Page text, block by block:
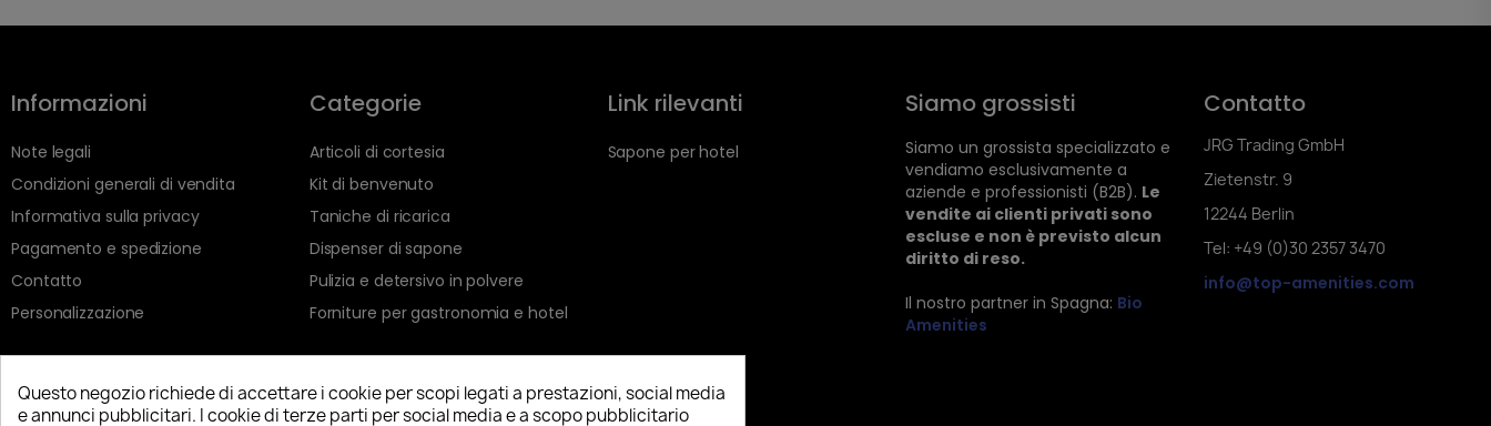
Informazioni
Note legali
Condizioni generali di vendita
Informativa sulla privacy
Pagamento e spedizione
Contatto
Personalizzazione
Categorie
Articoli di cortesia
Kit di benvenuto
Taniche di ricarica
Dispenser di sapone
Pulizia e detersivo in polvere
Forniture per gastronomia e hotel
Link rilevanti
Sapone per hotel
Siamo grossisti
Siamo un grossista specializzato e
vendiamo esclusivamente a
aziende e professionisti (B2B). Le
vendite ai clienti privati sono
escluse e non è previsto alcun
diritto di reso.
Il nostro partner in Spagna: Bio
Amenities
Contatto
JRG Trading GmbH
Zietenstr. 9
12244 Berlin
Tel: +49 (0)30 2357 3470
info@top-amenities.com
Questo negozio richiede di accettare i cookie per scopi legati a prestazioni, social media
e annunci pubblicitari. I cookie di terze parti per social media e a scopo pubblicitario